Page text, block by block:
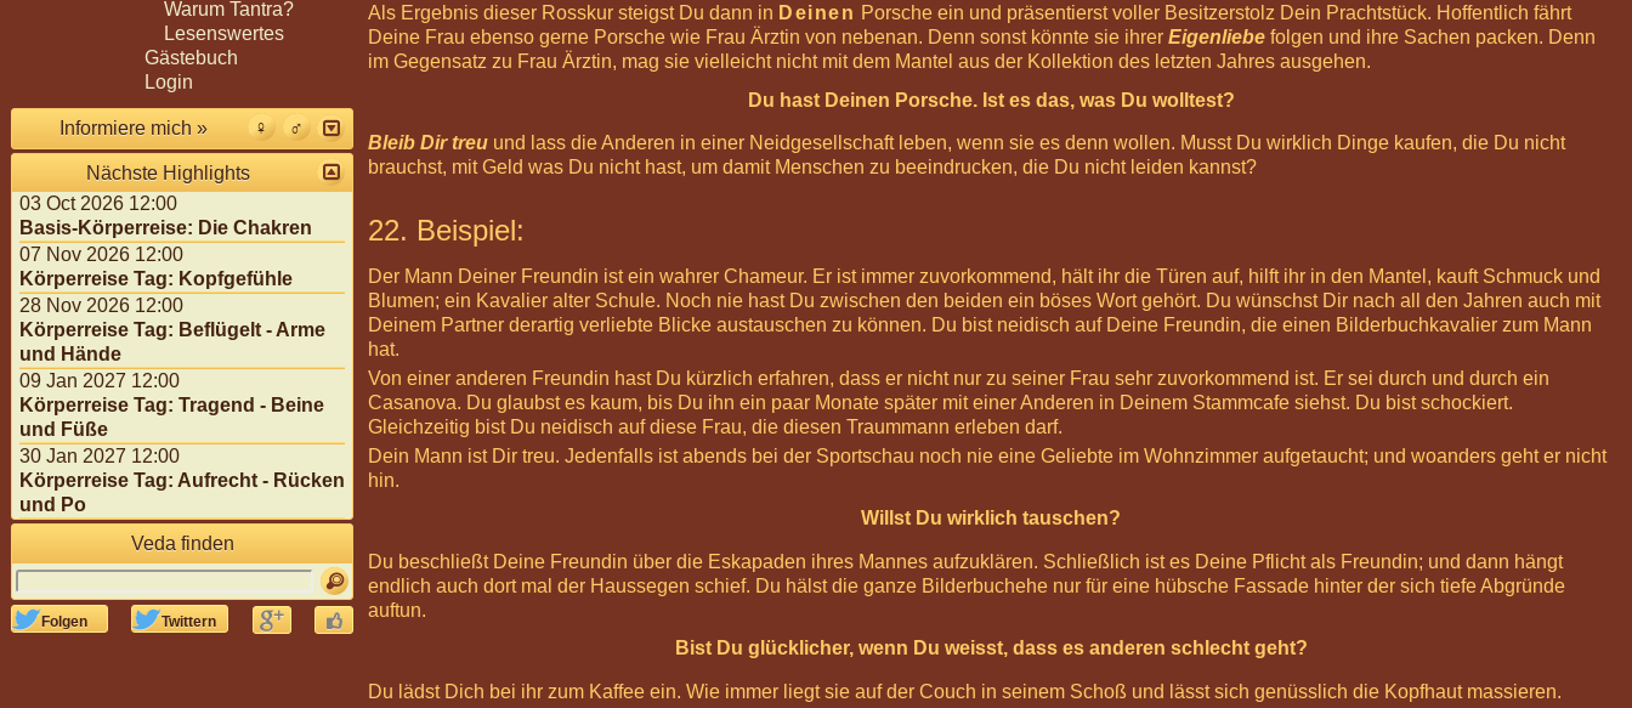
Als Ergebnis dieser Rosskur steigst Du dann in Deinen Porsche ein und präsentierst voller Besitzerstolz Dein Prachtstück. Hoffentlich fährt
Deine Frau ebenso gerne Porsche wie Frau Ärztin von nebenan. Denn sonst könnte sie ihrer Eigenliebe folgen und ihre Sachen packen. Denn
im Gegensatz zu Frau Ärztin, mag sie vielleicht nicht mit dem Mantel aus der Kollektion des letzten Jahres ausgehen.
Du hast Deinen Porsche. Ist es das, was Du wolltest?
Bleib Dir treu und lass die Anderen in einer Neidgesellschaft leben, wenn sie es denn wollen. Musst Du wirklich Dinge kaufen, die Du nicht
brauchst, mit Geld was Du nicht hast, um damit Menschen zu beeindrucken, die Du nicht leiden kannst?
22. Beispiel:
Der Mann Deiner Freundin ist ein wahrer Chameur. Er ist immer zuvorkommend, hält ihr die Türen auf, hilft ihr in den Mantel, kauft Schmuck und
Blumen; ein Kavalier alter Schule. Noch nie hast Du zwischen den beiden ein böses Wort gehört. Du wünschst Dir nach all den Jahren auch mit
Deinem Partner derartig verliebte Blicke austauschen zu können. Du bist neidisch auf Deine Freundin, die einen Bilderbuchkavalier zum Mann
hat.
Von einer anderen Freundin hast Du kürzlich erfahren, dass er nicht nur zu seiner Frau sehr zuvorkommend ist. Er sei durch und durch ein
Casanova. Du glaubst es kaum, bis Du ihn ein paar Monate später mit einer Anderen in Deinem Stammcafe siehst. Du bist schockiert.
Gleichzeitig bist Du neidisch auf diese Frau, die diesen Traummann erleben darf.
Dein Mann ist Dir treu. Jedenfalls ist abends bei der Sportschau noch nie eine Geliebte im Wohnzimmer aufgetaucht; und woanders geht er nicht
hin.
Willst Du wirklich tauschen?
Du beschließt Deine Freundin über die Eskapaden ihres Mannes aufzuklären. Schließlich ist es Deine Pflicht als Freundin; und dann hängt
endlich auch dort mal der Haussegen schief. Du hälst die ganze Bilderbuchehe nur für eine hübsche Fassade hinter der sich tiefe Abgründe
auftun.
Bist Du glücklicher, wenn Du weisst, dass es anderen schlecht geht?
Du lädst Dich bei ihr zum Kaffee ein. Wie immer liegt sie auf der Couch in seinem Schoß und lässt sich genüsslich die Kopfhaut massieren.
Informiere mich »
Nächste Highlights
03 Oct 2026 12:00
Basis-Körperreise: Die Chakren
07 Nov 2026 12:00
Körperreise Tag: Kopfgefühle
28 Nov 2026 12:00
Körperreise Tag: Beflügelt - Arme
und Hände
09 Jan 2027 12:00
Körperreise Tag: Tragend - Beine
und Füße
30 Jan 2027 12:00
Körperreise Tag: Aufrecht - Rücken
und Po
Veda finden
 Folgen  Twittern  
Warum Tantra?
Lesenswertes
Gästebuch
Login